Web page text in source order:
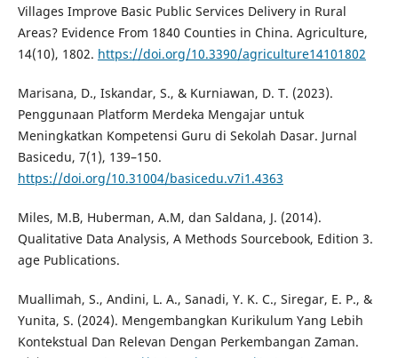
Villages Improve Basic Public Services Delivery in Rural
Areas? Evidence From 1840 Counties in China. Agriculture,
14(10), 1802. https://doi.org/10.3390/agriculture14101802
Marisana, D., Iskandar, S., & Kurniawan, D. T. (2023).
Penggunaan Platform Merdeka Mengajar untuk
Meningkatkan Kompetensi Guru di Sekolah Dasar. Jurnal
Basicedu, 7(1), 139–150.
https://doi.org/10.31004/basicedu.v7i1.4363
Miles, M.B, Huberman, A.M, dan Saldana, J. (2014).
Qualitative Data Analysis, A Methods Sourcebook, Edition 3.
age Publications.
Muallimah, S., Andini, L. A., Sanadi, Y. K. C., Siregar, E. P., &
Yunita, S. (2024). Mengembangkan Kurikulum Yang Lebih
Kontekstual Dan Relevan Dengan Perkembangan Zaman.